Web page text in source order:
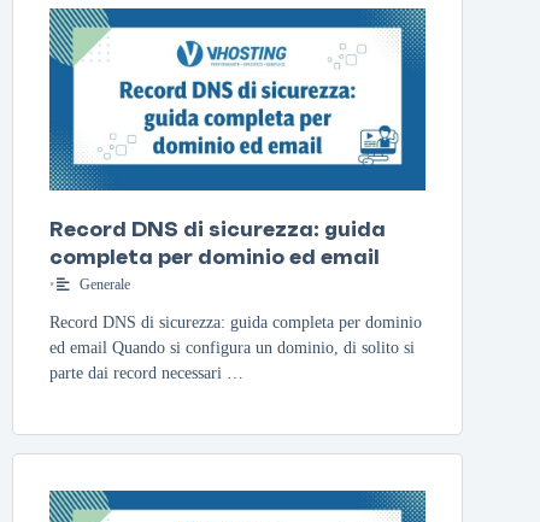
Record DNS di sicurezza: guida
completa per dominio ed email
• Generale
Record DNS di sicurezza: guida completa per dominio
ed email Quando si configura un dominio, di solito si
parte dai record necessari …